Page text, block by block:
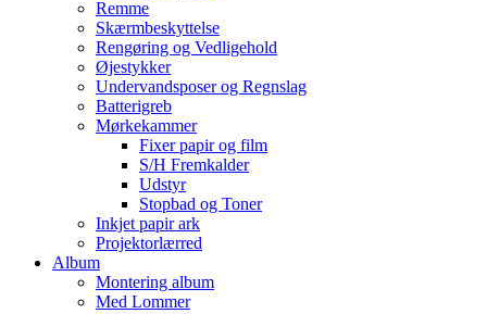
Remme
Skærmbeskyttelse
Rengøring og Vedligehold
Øjestykker
Undervandsposer og Regnslag
Batterigreb
Mørkekammer
Fixer papir og film
S/H Fremkalder
Udstyr
Stopbad og Toner
Inkjet papir ark
Projektorlærred
Album
Montering album
Med Lommer